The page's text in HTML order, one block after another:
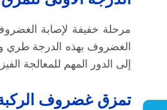
مرحلة خفيفة لإصابة
الغضروف بهذه الدرجة طري
إلى الدور المهم للمعالجة
تمزق غضروف الركبة